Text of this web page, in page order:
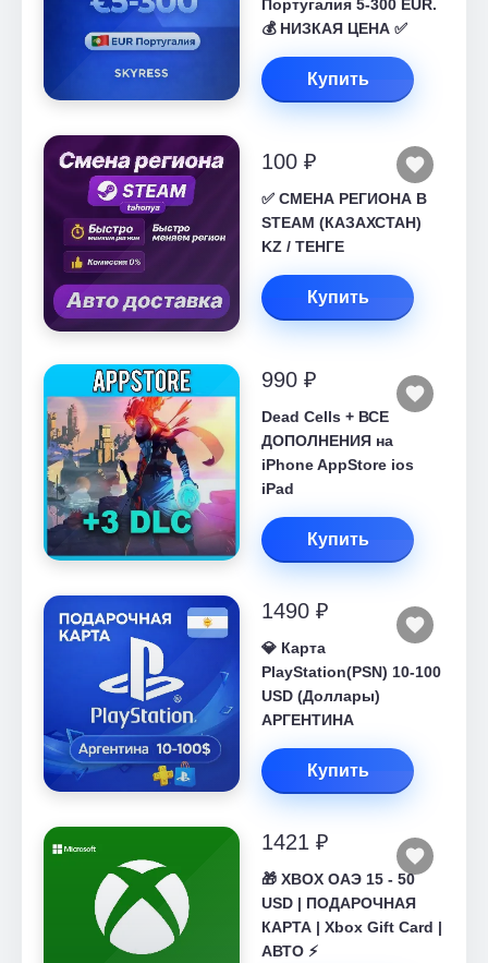
Португалия 5-300 EUR.
💰 НИЗКАЯ ЦЕНА ✅
Купить
100 ₽
✅ СМЕНА РЕГИОНА В
STEAM (КАЗАХСТАН)
KZ / ТЕНГЕ
Купить
990 ₽
Dead Cells + ВСЕ
ДОПОЛНЕНИЯ на
iPhone AppStore ios
iPad
Купить
1490 ₽
💎 Карта
PlayStation(PSN) 10-100
USD (Доллары)
АРГЕНТИНА
Купить
1421 ₽
🎁 XBOX ОАЭ 15 - 50
USD | ПОДАРОЧНАЯ
КАРТА | Xbox Gift Card |
АВТО ⚡